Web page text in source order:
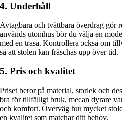
4. Underhåll
Avtagbara och tvättbara överdrag gör
används utomhus bör du välja en
med en trasa. Kontrollera också om
så att stolen kan fräschas upp över tid.
5. Pris och kvalitet
Priset beror på material, storlek och
bra för tillfälligt bruk, medan dyrare
och komfort. Överväg hur mycket
en kvalitet som matchar ditt behov.